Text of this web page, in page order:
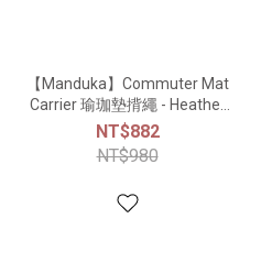
【Manduka】Commuter Mat
Carrier 瑜珈墊揹繩 - Heather
Grey Bliss
NT$882
NT$980